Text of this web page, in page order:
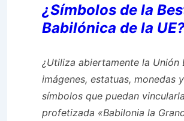
¿Símbolos de la
Babilónica de la
¿Utiliza abiertamente la Unión
imágenes, estatuas, monedas
símbolos que puedan
profetizada «Babilonia la